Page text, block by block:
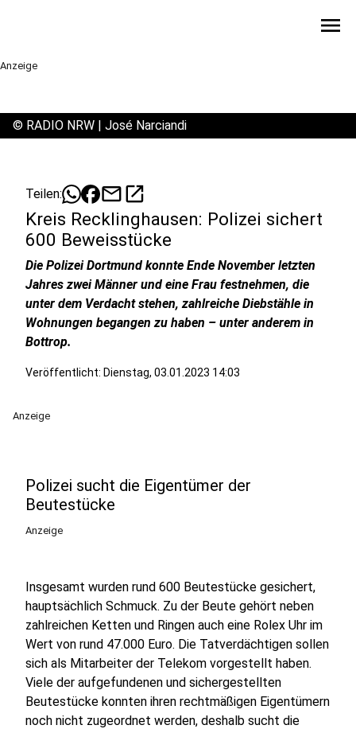
menu
Anzeige
© RADIO NRW | José Narciandi
Teilen: mailopen_in_new
Kreis Recklinghausen: Polizei sichert
600 Beweisstücke
Die Polizei Dortmund konnte Ende November letzten
Jahres zwei Männer und eine Frau festnehmen, die
unter dem Verdacht stehen, zahlreiche Diebstähle in
Wohnungen begangen zu haben – unter anderem in
Bottrop.
Veröffentlicht: Dienstag, 03.01.2023 14:03
Anzeige
Polizei sucht die Eigentümer der
Beutestücke
Anzeige
Insgesamt wurden rund 600 Beutestücke gesichert,
hauptsächlich Schmuck. Zu der Beute gehört neben
zahlreichen Ketten und Ringen auch eine Rolex Uhr im
Wert von rund 47.000 Euro. Die Tatverdächtigen sollen
sich als Mitarbeiter der Telekom vorgestellt haben.
Viele der aufgefundenen und sichergestellten
Beutestücke konnten ihren rechtmäßigen Eigentümern
noch nicht zugeordnet werden, deshalb sucht die